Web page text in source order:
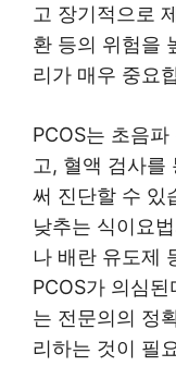
고 장기적으로
환 등의 위험을
리가 매우 중요
PCOS는 초음
고, 혈액 검사를
써 진단할 수 있
낮추는 식이요
나 배란 유도제
PCOS가 의심
는 전문의의 정
리하는 것이 필